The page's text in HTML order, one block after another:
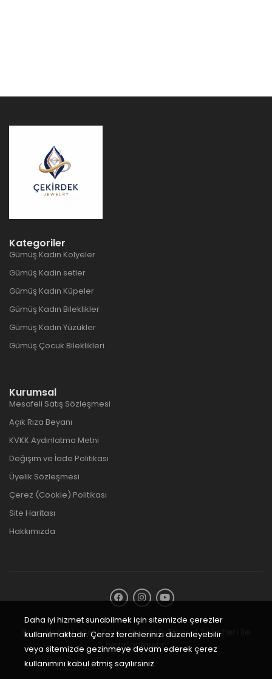
Kategoriler
Gümüş Kadın Kolyeler
Gümüş Kadin setler
Gümüş Kadın Küpeler
Gümüş Kadın Bileklikler
Gümüş Kadın Yüzükler
Gümüş Çocuk Bileklikleri
Kurumsal
Mesafeli Satış Sözleşmesi
Açık Rıza Beyanı
KVKK Aydınlatma Metni
Değişim ve İade Politikası
Üyelik Sözleşmesi
Çerez (Cookie) Politikası
Site Haritası
Hakkımızda
Bu e-ticaret sitesiKolay Sipariş E-Ticaret Paketleri
hazırlanmıştır.
Daha iyi hizmet sunabilmek için sitemizde çerezler
kullanılmaktadır. Çerez tercihlerinizi düzenleyebilir
veya sitemizde gezinmeye devam ederek çerez
kullanımını kabul etmiş sayılırsınız.